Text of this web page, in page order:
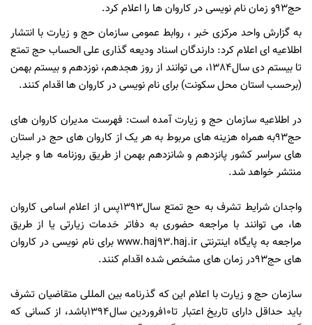
حج۹۳و زمان نام نویسی در کاروان ها را اعلام کرد.
به گزارش واحد مرکزی خبر ، روابط عمومی سازمان حج و زیارت با انتشار
اطلاعیه ای اعلام کرد: دارندگان اسناد ودیعه گذاری علی الحساب حج تمتع
تا بیستم دی سال1384، می توانند از روز هجدهم، نوزدهم و بیستم بهمن
(برحسب استان محل سکونت) برای نام نویسی در کاروان ها اقدام کنند.
در اطلاعیه سازمان حج و زیارت آمده است: فهرست مدیران کاروان های
حج93به همراه هزینه های مربوط به هر یک از کاروان های حج در استان
های سراسر کشور پانزدهم و شانزدهم بهمن از طریق روزنامه ها و جراید
منتشر خواهد شد.
واجدان شرایط تشرف به حج تمتع سال1393پس از اعلام اسامی کاروان
ها، می توانند با مراجعه حضوری به دفاتر خدمات زیارتی یا از طریق
مراجعه به پایگاه اینترنتی www.haj93.haj.ir برای نام نویسی در کاروان
های حج93در زمان های مشخص شده اقدام کنند.
سازمان حج و زیارت با اعلام این که گذرنامه بین المللی متقاضیان تشرف
باید حداقل دارای تاریخ اعتبار تا10فروردین سال1394باشد، از کسانی که